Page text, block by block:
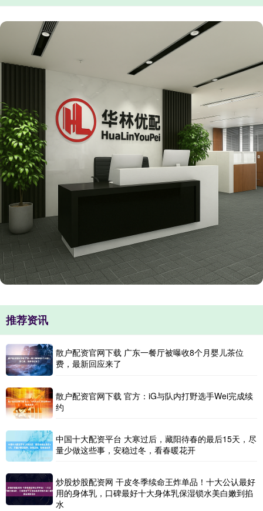
推荐资讯
散户配资官网下载 广东一餐厅被曝收8个月婴儿茶位
费，最新回应来了
散户配资官网下载 官方：iG与队内打野选手Wei完成续
约
中国十大配资平台 大寒过后，藏阳待春的最后15天，尽
量少做这些事，安稳过冬，看春暖花开
炒股炒股配资网 干皮冬季续命王炸单品！十大公认最好
用的身体乳，口碑最好十大身体乳保湿锁水美白嫩到掐
水